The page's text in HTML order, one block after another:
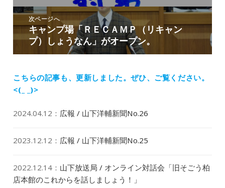
ゲ
ー
シ
投
稿:
次ページへ
次
の
投
キャンプ場「ＲＥＣＡＭＰ（リキャン
プ）しょうなん」がオープン。
こちらの記事も、更新しました。ぜひ、ご覧ください。
<(_ _)>
2024.04.12 ： 広報 / 山下洋輔新聞No.26
2023.12.12 ： 広報 / 山下洋輔新聞No.25
2022.12.14 ： 山下放送局 / オンライン対話会「旧そごう柏
店本館のこれからを話しましょう！」